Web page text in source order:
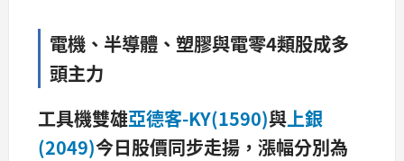
電機、半導體、塑膠與電零4類股成多
頭主力
工具機雙雄亞德客-KY(1590)與上銀
(2049)今日股價同步走揚，漲幅分別為